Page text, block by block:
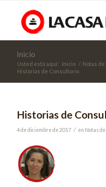
Inicio
Usted está aquí: Inicio / Notas
Historias de Consultorio
Historias de
4 de diciembre de 2017 / en Notas